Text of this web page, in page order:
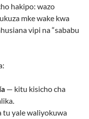
hakipo: wazo
mke wake kwa
— kitu kisicho cha
tu yale waliyokuwa